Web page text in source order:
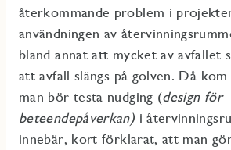
återkommande problem i
användningen av
bland annat att mycket av avfallet
att avfall slängs på golven. Då
man bör testa nudging (design för
beteendepåverkan) i
innebär, kort förklarat, att man